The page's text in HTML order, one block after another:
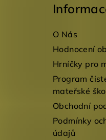
O Nás
Hodnocení
Hrníčky pro
Program
mateřské
Obchodní
Podmínky
údajů